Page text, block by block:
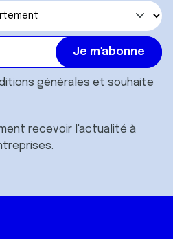
générales et souhaite
recevoir l'actualité à